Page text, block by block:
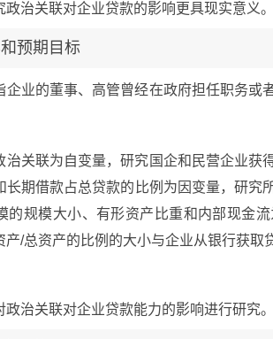
治关联对企业贷款的影响更具现实意义。
预期目标
企业的董事、高管曾经在政府担任职务或
治关联为自变量，研究国企和民营企业
长期借款占总贷款的比例为因变量，研
的规模大小、有形资产比重和内部现金
产/总资产的比例的大小与企业从银行获
治关联对企业贷款能力的影响进行研究。